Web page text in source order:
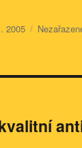
2005 Rubriky: